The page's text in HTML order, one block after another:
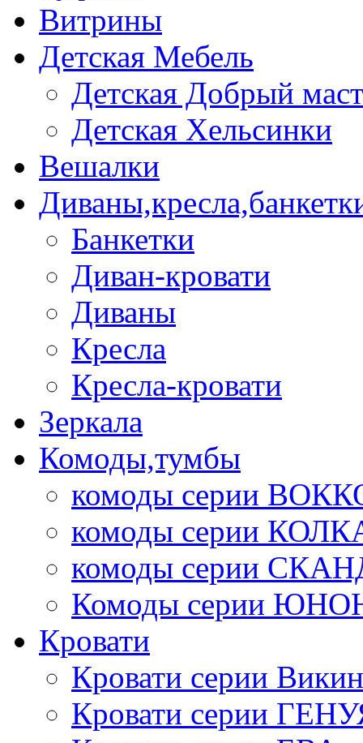
Витрины
Детская Мебель
Детская Добрый
Детская Хельсинки
Вешалки
Банкетки
Диван-кровати
Диваны
Кресла
Кресла-кровати
Зеркала
Комоды,тумбы
комоды серии
комоды серии
комоды серии
Комоды серии
Кровати
Кровати серии
Кровати серии